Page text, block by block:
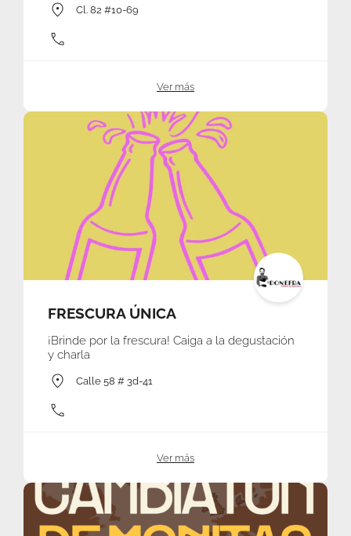
Cl. 82 #10-69
Ver más
FRESCURA ÚNICA
¡Brinde por la frescura! Caiga a la degustación
y charla
Calle 58 # 3d-41
Ver más